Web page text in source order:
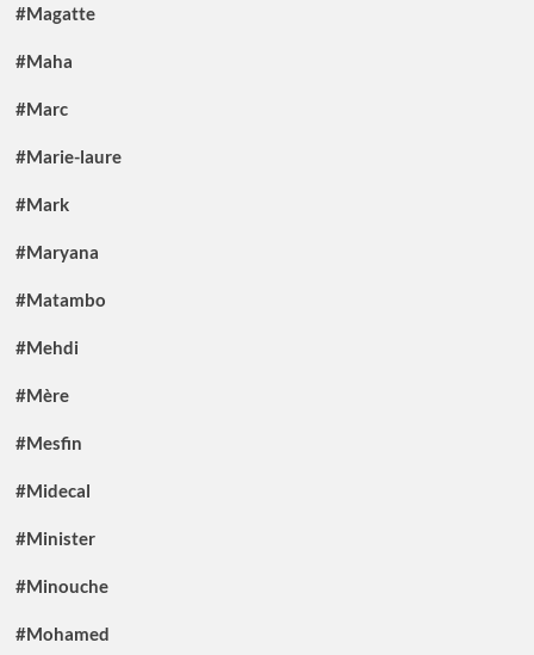
#Magatte
#Maha
#Marc
#Marie-laure
#Mark
#Maryana
#Matambo
#Mehdi
#Mère
#Mesfin
#Midecal
#Minister
#Minouche
#Mohamed